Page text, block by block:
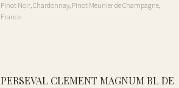
Pinot Noir, Chardonnay, Pinot Meunier de Champagne,
France.
PERSEVAL CLEMENT MAGNUM BL DE